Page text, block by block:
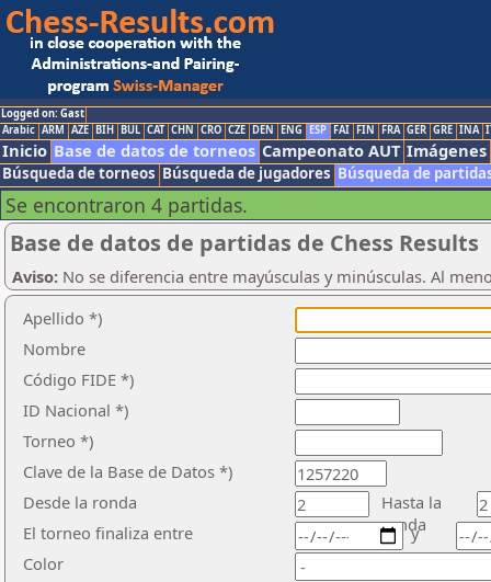
Logged on: Gast
Arabic ARM AZE BIH BUL CAT CHN CRO CZE DEN ENG ESP FAI FIN FRA GER GRE INA
Inicio Base de datos de torneos Campeonato AUT Imágenes
Búsqueda de torneos Búsqueda de jugadores Búsqueda de
Se encontraron 4 partidas.
Base de datos de partidas de Chess Results
Aviso: No se diferencia entre mayúsculas y minúsculas. Al
Apellido *)
Nombre
Código FIDE *)
ID Nacional *)
Torneo *)
Clave de la Base de Datos *)
Desde la ronda
Hasta la
ronda
El torneo finaliza entre
Color
y